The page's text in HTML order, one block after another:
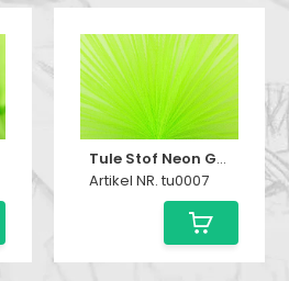
Tule Stof Neon Groen
Artikel NR. tu0007